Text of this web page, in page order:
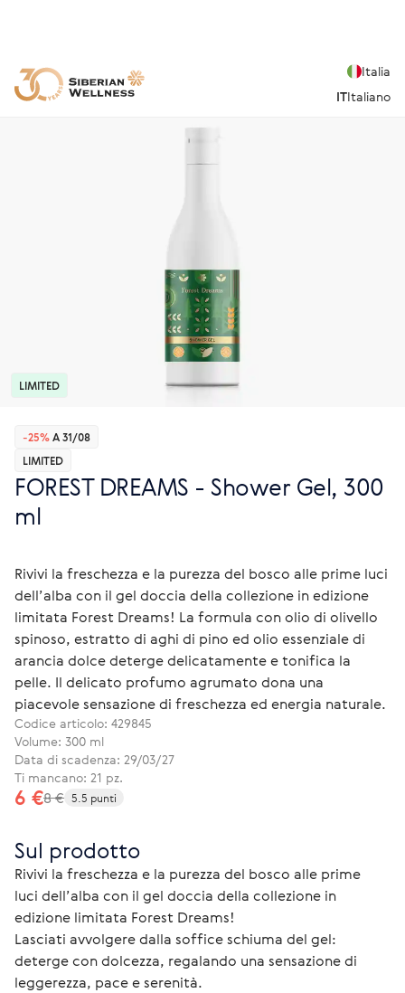
Italia
ITItaliano
LIMITED
-25%A 31/08
LIMITED
FOREST DREAMS - Shower Gel, 300
ml
Rivivi la freschezza e la purezza del bosco alle prime luci
dell’alba con il gel doccia della collezione in edizione
limitata Forest Dreams! La formula con olio di olivello
spinoso, estratto di aghi di pino ed olio essenziale di
arancia dolce deterge delicatamente e tonifica la
pelle. Il delicato profumo agrumato dona una
piacevole sensazione di freschezza ed energia naturale.
Codice articolo: 429845
Volume: 300 ml
Data di scadenza: 29/03/27
Ti mancano: 21 pz.
6 €8 € 5.5 punti
Sul prodotto
Rivivi la freschezza e la purezza del bosco alle prime
luci dell’alba con il gel doccia della collezione in
edizione limitata Forest Dreams!
Lasciati avvolgere dalla soffice schiuma del gel:
deterge con dolcezza, regalando una sensazione di
leggerezza, pace e serenità.